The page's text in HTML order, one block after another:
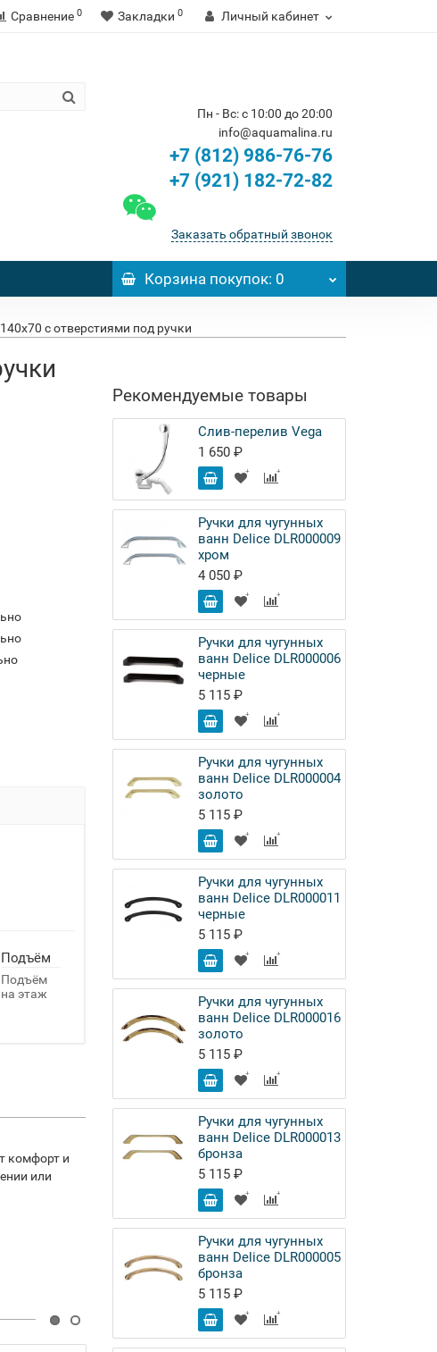
Сравнение 0 Закладки 0 Личный кабинет
Пн - Вс: с 10:00 до 20:00
info@aquamalina.ru
+7 (812) 986-76-76
+7 (921) 182-72-82
Заказать обратный звонок
Корзинапокупок: 0
с отверстиями под ручки
Подъём
Подъём
на этаж
комфорт и
или
Рекомендуемые товары
Слив-перелив Vega
1 650 ₽
Ручки для чугунных
ванн Delice DLR000009
хром
4 050 ₽
Ручки для чугунных
ванн Delice DLR000006
черные
5 115 ₽
Ручки для чугунных
ванн Delice DLR000004
золото
5 115 ₽
Ручки для чугунных
ванн Delice DLR000011
черные
5 115 ₽
Ручки для чугунных
ванн Delice DLR000016
золото
5 115 ₽
Ручки для чугунных
ванн Delice DLR000013
бронза
5 115 ₽
Ручки для чугунных
ванн Delice DLR000005
бронза
5 115 ₽